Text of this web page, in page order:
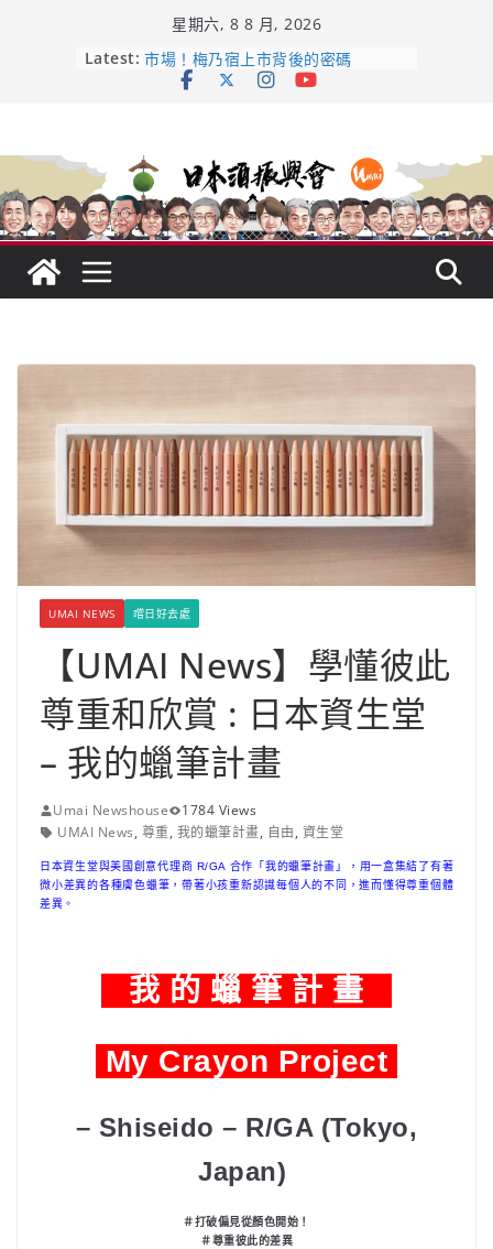
星期六, 8 8 月, 2026
Latest: 【酒業商戰】130年老酒藏殺入股票
市場！梅乃宿上市背後的密碼
受保護的內容: UMAI SAKE MC題庫
（2026年版）
響 𝟭𝟮 年 復活了!
UMAI NEWS 嚐日好去處
【UMAI News】學懂彼此
尊重和欣賞 : 日本資生堂
– 我的蠟筆計畫
Umai Newshouse
1784 Views
UMAI News, 尊重, 我的蠟筆計畫, 自由, 資生堂
日本資生堂與美國創意代理商 R/GA 合作「我的蠟筆計畫」，用一盒集結了有著
微小差異的各種膚色蠟筆，帶著小孩重新認識每個人的不同，進而懂得尊重個體
差異。
我 的 蠟 筆 計 畫
My Crayon Project
– Shiseido – R/GA (Tokyo,
Japan)
＃打破偏見從顏色開始！
＃尊重彼此的差異